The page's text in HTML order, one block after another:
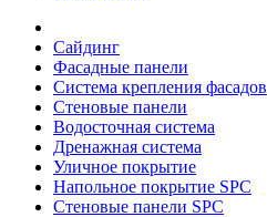
Сайдинг
Фасадные панели
Система крепления фасадов
Стеновые панели
Водосточная система
Дренажная система
Уличное покрытие
Напольное покрытие SPC
Стеновые панели SPC